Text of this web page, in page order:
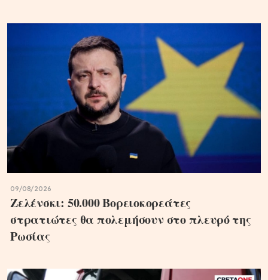
09/08/2026
Ζελένσκι: 50.000 Βορειοκορεάτες
στρατιώτες θα πολεμήσουν στο πλευρό της
Ρωσίας